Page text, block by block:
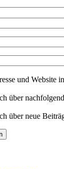
und Website
über
über neue